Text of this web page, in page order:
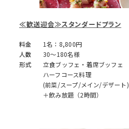
≪歓送迎会≫スタンダードプラン
料金
1名：8,800円
人数
30～180名様
形式
立食ブッフェ・着席ブッフェ
ハーフコース料理
(前菜/スープ/メイン/デザート)
＋飲み放題（2時間）